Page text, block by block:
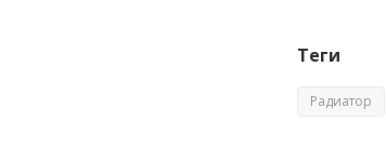
Теги
Радиатор